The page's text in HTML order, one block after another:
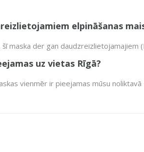
elpināšanas
maska der gan
uz vietas Rīgā?
vienmēr ir pieejamas mūsu